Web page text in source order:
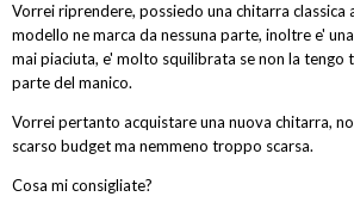
Vorrei riprendere, possiedo una chitarra classica
modello ne marca da nessuna parte, inoltre e'
mai piaciuta, e' molto squilibrata se non la tengo
parte del manico.
Vorrei pertanto acquistare una nuova chitarra,
scarso budget ma nemmeno troppo scarsa.
Cosa mi consigliate?